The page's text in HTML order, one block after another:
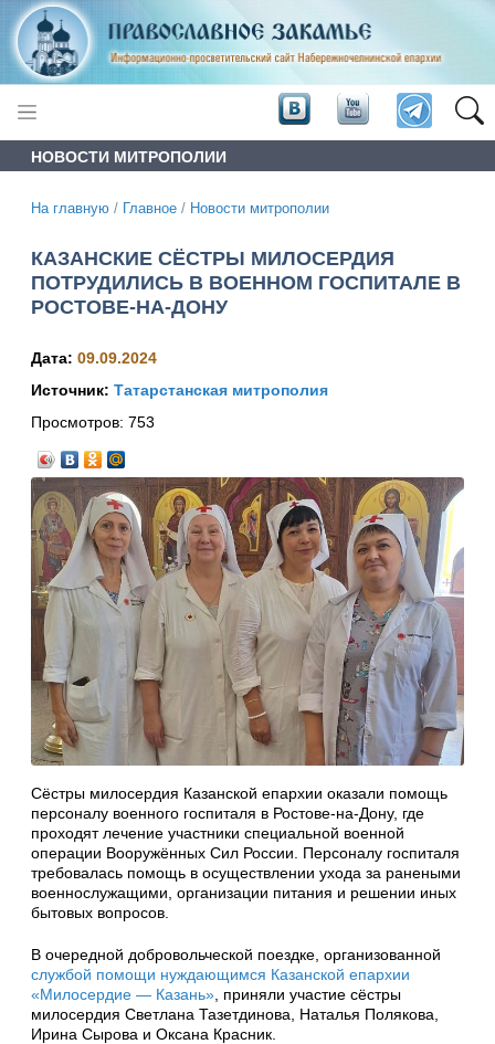
НОВОСТИ МИТРОПОЛИИ
На главную / Главное / Новости митрополии
КАЗАНСКИЕ СЁСТРЫ МИЛОСЕРДИЯ
ПОТРУДИЛИСЬ В ВОЕННОМ ГОСПИТАЛЕ В
РОСТОВЕ-НА-ДОНУ
Дата: 09.09.2024
Источник: Татарстанская митрополия
Просмотров: 753
Сёстры милосердия Казанской епархии оказали помощь
персоналу военного госпиталя в Ростове-на-Дону, где
проходят лечение участники специальной военной
операции Вооружённых Сил России. Персоналу госпиталя
требовалась помощь в осуществлении ухода за ранеными
военнослужащими, организации питания и решении иных
бытовых вопросов.
В очередной добровольческой поездке, организованной
службой помощи нуждающимся Казанской епархии
«Милосердие — Казань» , приняли участие сёстры
милосердия Светлана Тазетдинова, Наталья Полякова,
Ирина Сырова и Оксана Красник.